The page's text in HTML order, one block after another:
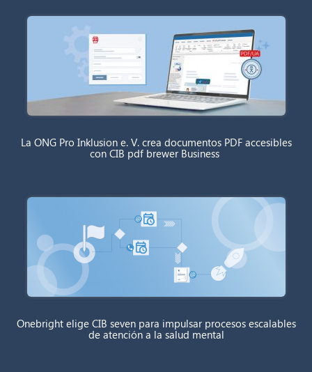
La ONG Pro Inklusion e. V. crea documentos PDF accesibles
con CIB pdf brewer Business
Onebright elige CIB seven para impulsar procesos escalables
de atención a la salud mental